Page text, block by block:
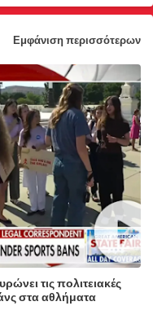
Εμφάνιση περισσότερων
τις πολιτειακές
στα αθλήματα